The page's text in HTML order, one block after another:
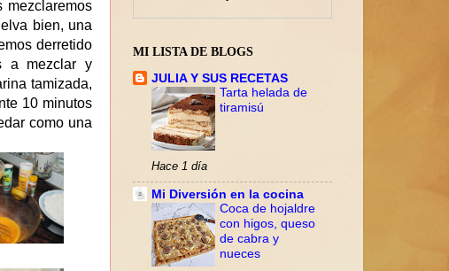
mezclaremos
bien, una
derretido
a mezclar y
tamizada,
10 minutos
como una
MI LISTA DE BLOGS
JULIA Y SUS RECETAS
Tarta helada de
tiramisú
Hace 1 día
Mi Diversión en la cocina
Coca de hojaldre
con higos, queso
de cabra y
nueces